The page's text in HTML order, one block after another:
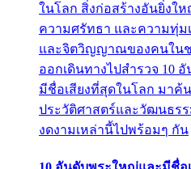
ในโลก สิ่งก่อสร้างอันยิ่งใ
ความศรัทธา และความทุ่ม
และจิตวิญญาณของคนในช
ออกเดินทางไปสำรวจ 10
มีชื่อเสียงที่สุดในโลก มาค้
ประวัติศาสตร์และวัฒนธร
งดงามเหล่านี้ไปพร้อมๆ กัน